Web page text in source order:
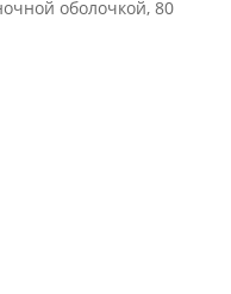
оболочкой, 80